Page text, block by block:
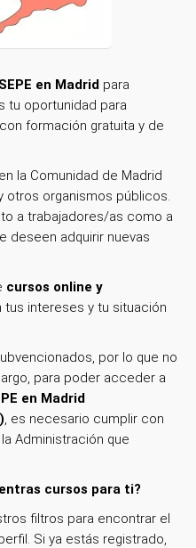
en Madrid para
tu oportunidad para
formación gratuita y de
la Comunidad de Madrid
otros organismos públicos.
a trabajadores/as como a
deseen adquirir nuevas
cursos online y
tus intereses y tu situación
por lo que no
para poder acceder a
en Madrid
, es necesario cumplir con
Administración que
cursos para ti?
filtros para encontrar el
Si ya estás registrado,